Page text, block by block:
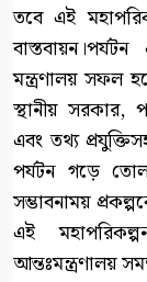
তবে এই
মন্ত্রণালয় সফল
স্থানীয় সরকার,
এবং তথ্য
পর্যটন গড়ে
সম্ভাবনাময়
এই
আন্তঃমন্ত্রণালয়